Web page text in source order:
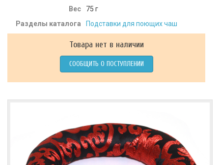
Вес 75 г
Разделы каталога
Подставки для поющих чаш
Товара нет в наличии
СООБЩИТЬ О ПОСТУПЛЕНИИ